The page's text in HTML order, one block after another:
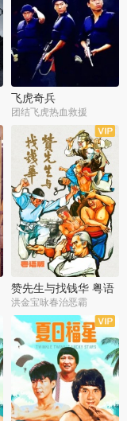
飞虎奇兵
团结飞虎热血救援
赞先生与找钱华 粤语
版
洪金宝咏春治恶霸